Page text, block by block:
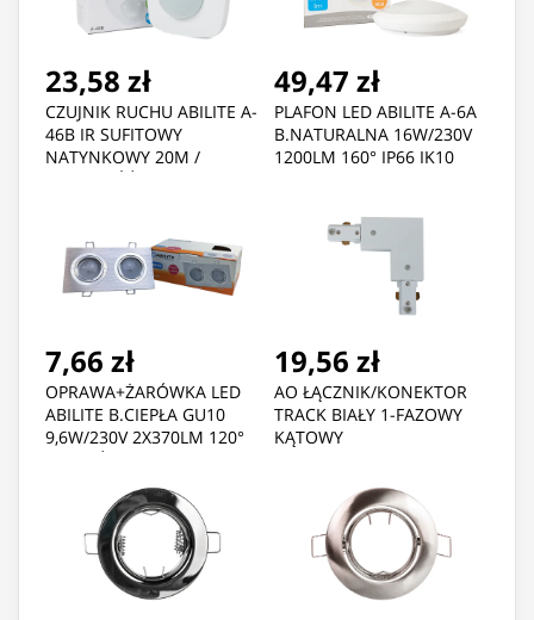
23,58 zł
CZUJNIK RUCHU ABILITE A-
46B IR SUFITOWY
NATYNKOWY 20M /
49,47 zł
PLAFON LED ABILITE A-6A
B.NATURALNA 16W/230V
1200LM 160° IP66 IK10
7,66 zł
OPRAWA+ŻARÓWKA LED
ABILITE B.CIEPŁA GU10
9,6W/230V 2X370LM 120°
KWADRATOWA SREBRNA
19,56 zł
AO ŁĄCZNIK/KONEKTOR
TRACK BIAŁY 1-FAZOWY
KĄTOWY